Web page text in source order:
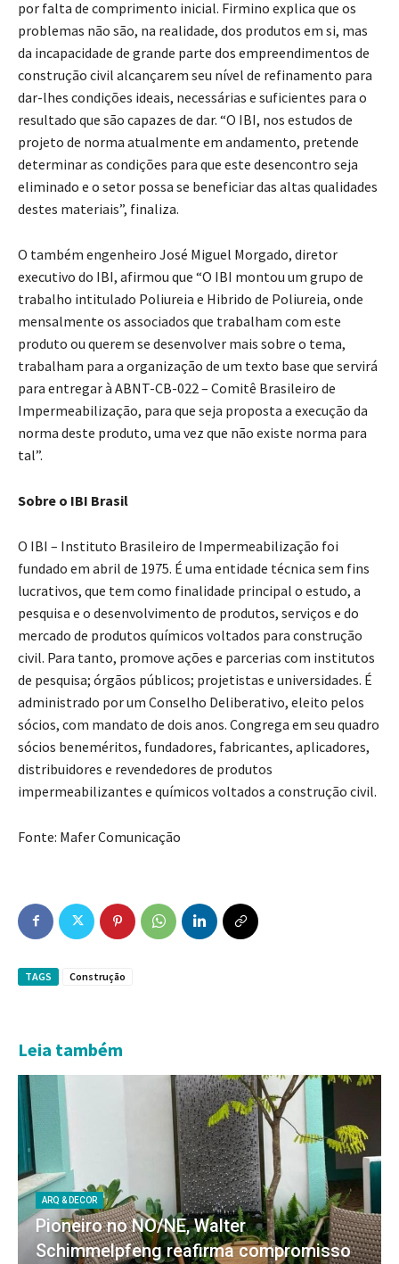
por falta de comprimento inicial. Firmino explica que os
problemas não são, na realidade, dos produtos em si, mas
da incapacidade de grande parte dos empreendimentos de
construção civil alcançarem seu nível de refinamento para
dar-lhes condições ideais, necessárias e suficientes para o
resultado que são capazes de dar. “O IBI, nos estudos de
projeto de norma atualmente em andamento, pretende
determinar as condições para que este desencontro seja
eliminado e o setor possa se beneficiar das altas qualidades
destes materiais”, finaliza.
O também engenheiro José Miguel Morgado, diretor
executivo do IBI, afirmou que “O IBI montou um grupo de
trabalho intitulado Poliureia e Hibrido de Poliureia, onde
mensalmente os associados que trabalham com este
produto ou querem se desenvolver mais sobre o tema,
trabalham para a organização de um texto base que servirá
para entregar à ABNT-CB-022 – Comitê Brasileiro de
Impermeabilização, para que seja proposta a execução da
norma deste produto, uma vez que não existe norma para
tal”.
Sobre o IBI Brasil
O IBI – Instituto Brasileiro de Impermeabilização foi
fundado em abril de 1975. É uma entidade técnica sem fins
lucrativos, que tem como finalidade principal o estudo, a
pesquisa e o desenvolvimento de produtos, serviços e do
mercado de produtos químicos voltados para construção
civil. Para tanto, promove ações e parcerias com institutos
de pesquisa; órgãos públicos; projetistas e universidades. É
administrado por um Conselho Deliberativo, eleito pelos
sócios, com mandato de dois anos. Congrega em seu quadro
sócios beneméritos, fundadores, fabricantes, aplicadores,
distribuidores e revendedores de produtos
impermeabilizantes e químicos voltados a construção civil.
Fonte: Mafer Comunicação
TAGS Construção
Leia também
ARQ & DECOR
Pioneiro no NO/NE, Walter
Schimmelpfeng reafirma compromisso